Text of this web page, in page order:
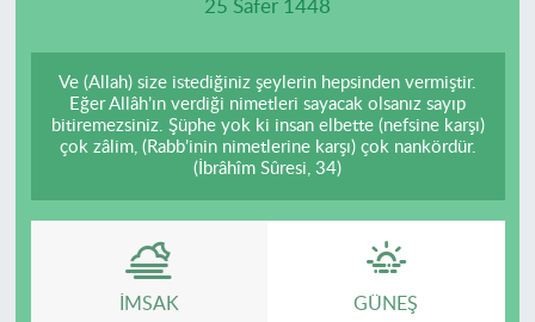
25 Safer 1448
Ve (Allah) size istediğiniz şeylerin hepsinden vermiştir.
Eğer Allâh’ın verdiği nimetleri sayacak olsanız sayıp
bitiremezsiniz. Şüphe yok ki insan elbette (nefsine karşı)
çok zâlim, (Rabb’inin nimetlerine karşı) çok nankördür.
(İbrâhîm Sûresi, 34)
İMSAK GÜNEŞ
Resmi İlanlar
Haber Arşivi